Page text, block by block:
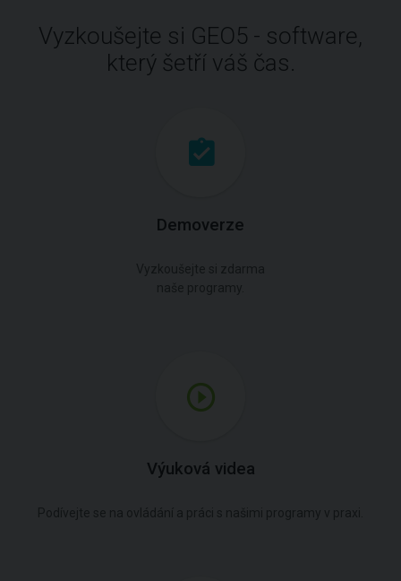
Vyzkoušejte si GEO5 - software,
který šetří váš čas.
Demoverze
Výuková videa